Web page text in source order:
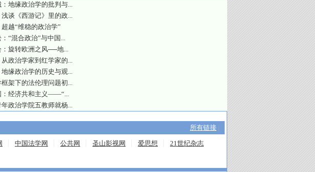
地缘政治学的批判与...
谈《西游记》里的政...
越“维稳的政治学”
“混合政治”与中国...
：旋转欧洲之风──地...
政治学家到红学家的...
缘政治学的历史与观...
架下的法伦理问题初...
：经济共和主义——“...
政治学院五教师就杨...
所有链接 |
中国法学网 公共网 圣山影视网 爱思想
21世纪杂志